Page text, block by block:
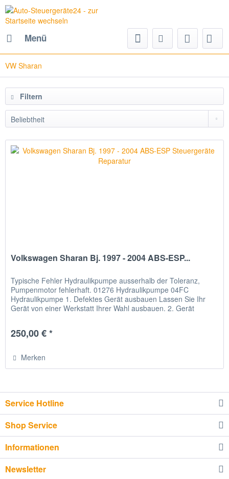
Menü
VW Sharan
Filtern
Volkswagen Sharan Bj. 1997 - 2004 ABS-ESP...
Typische Fehler Hydraulikpumpe ausserhalb der Toleranz,
Pumpenmotor fehlerhaft. 01276 Hydraulikpumpe 04FC
Hydraulikpumpe 1. Defektes Gerät ausbauen Lassen Sie Ihr
Gerät von einer Werkstatt Ihrer Wahl ausbauen. 2. Gerät
250,00 € *
Merken
Service Hotline
Shop Service
Informationen
Newsletter